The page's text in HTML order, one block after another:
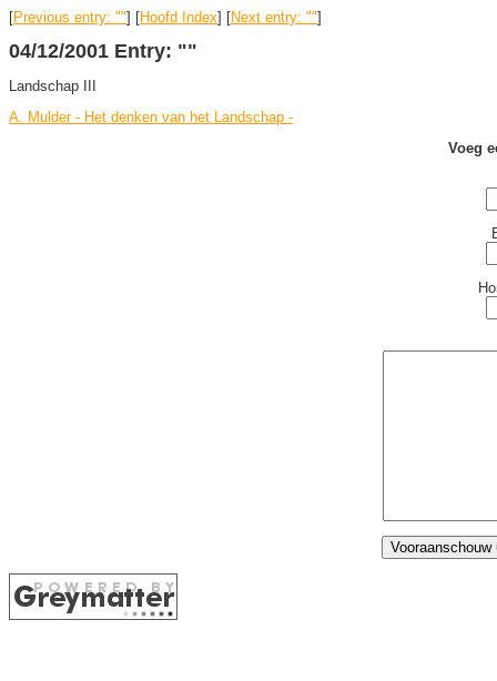
[Previous entry: ""] [Hoofd Index] [Next entry: ""]
04/12/2001 Entry: ""
Landschap III
A. Mulder - Het denken van het Landschap -
Voeg